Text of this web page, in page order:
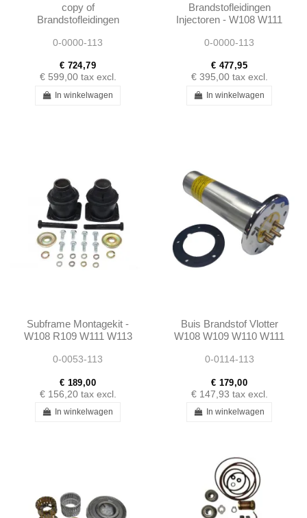
copy of
Brandstofleidingen
W113 230SL 250SL
0-0000-113
€ 724,79
€ 599,00 tax excl.
In winkelwagen
Brandstofleidingen
Injectoren - W108 W111
280SL 250SE 280SE
0-0000-113
€ 477,95
€ 395,00 tax excl.
In winkelwagen
Subframe Montagekit -
W108 R109 W111 W113
1115860633 -
0-0053-113
€ 189,00
€ 156,20 tax excl.
In winkelwagen
Buis Brandstof Vlotter
W108 W109 W110 W111
11005421204 -
0-0114-113
€ 179,00
€ 147,93 tax excl.
In winkelwagen